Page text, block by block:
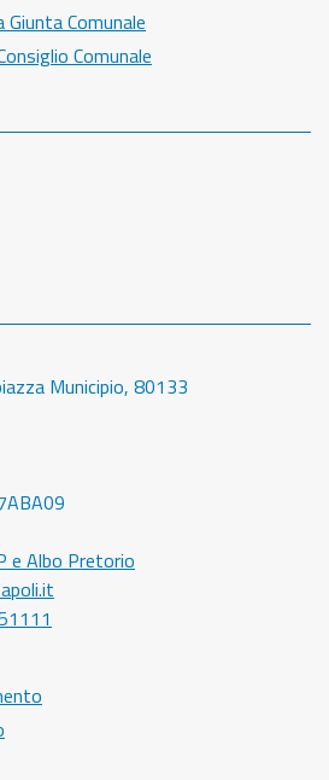
Comunale
Comunale
Municipio, 80133
e Albo Pretorio